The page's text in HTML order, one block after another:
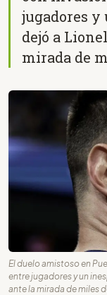
jugadores y
dejó a
mirada de
El duelo amistoso en
entre jugadores y un
ante la mirada de miles